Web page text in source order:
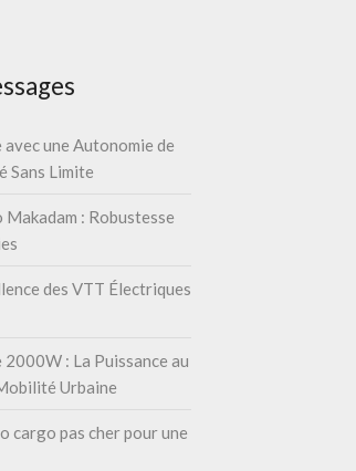
une Autonomie de
Sans Limite
: Robustesse
des VTT Électriques
: La Puissance au
Urbaine
cargo pas cher pour une